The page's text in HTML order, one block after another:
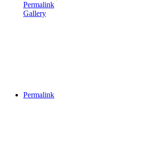
Permalink
Gallery
Permalink